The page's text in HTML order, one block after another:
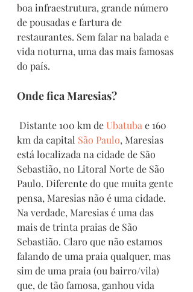
boa infraestrutura, grande número
de pousadas e fartura de
restaurantes. Sem falar na balada e
vida noturna, uma das mais famosas
do país.
Onde fica Maresias?
Distante 100 km de Ubatuba e 160
km da capital São Paulo, Maresias
está localizada na cidade de São
Sebastião, no Litoral Norte de São
Paulo. Diferente do que muita gente
pensa, Maresias não é uma cidade.
Na verdade, Maresias é uma das
mais de trinta praias de São
Sebastião. Claro que não estamos
falando de uma praia qualquer, mas
sim de uma praia (ou bairro/vila)
que, de tão famosa, ganhou vida